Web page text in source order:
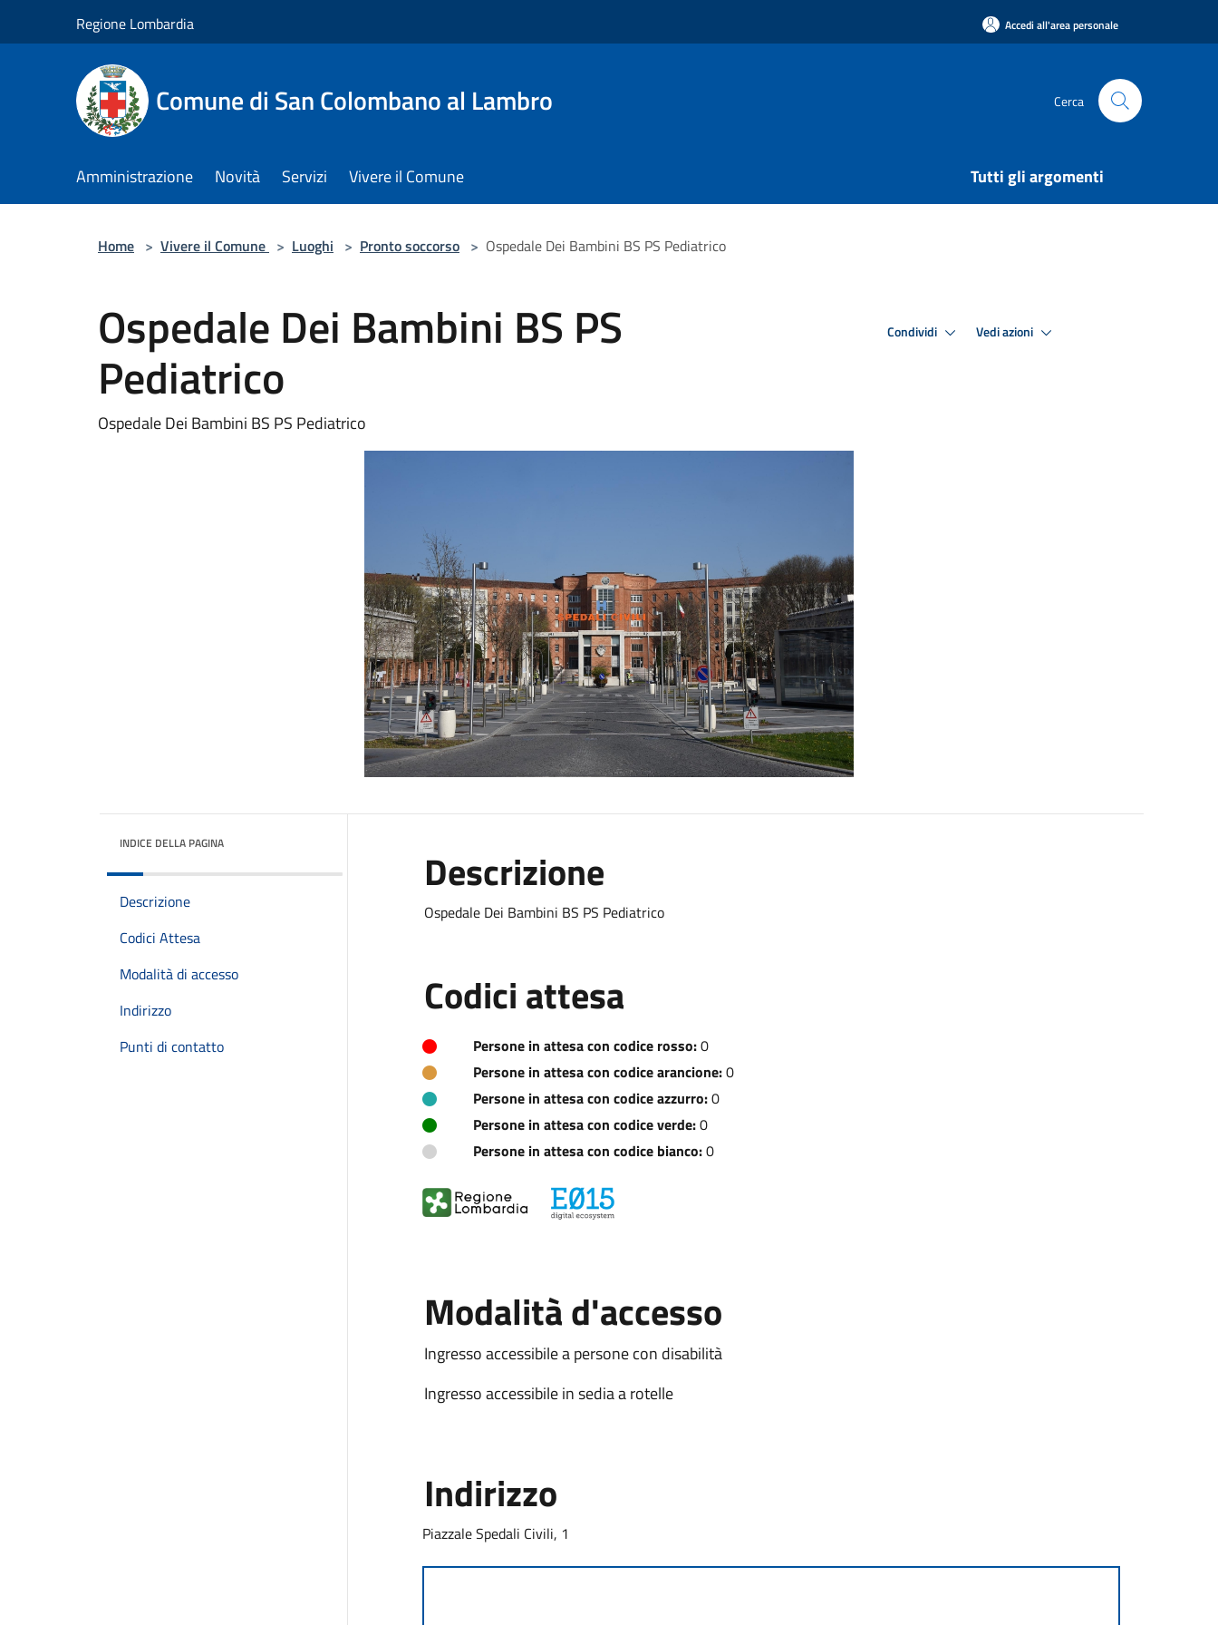
Regione Lombardia Accedi all'area personale
Comune di San Colombano al Lambro Cerca
Amministrazione Novità Servizi Vivere il Comune Tutti gli argomenti
Home > Vivere il Comune > Luoghi > Pronto soccorso > Ospedale Dei Bambini BS PS Pediatrico
Ospedale Dei Bambini BS PS
Pediatrico
Ospedale Dei Bambini BS PS Pediatrico
Condividi Vedi azioni
INDICE DELLA PAGINA
Descrizione
Codici Attesa
Modalità di accesso
Indirizzo
Punti di contatto
Descrizione
Ospedale Dei Bambini BS PS Pediatrico
Codici attesa
Persone in attesa con codice rosso:0
Persone in attesa con codice arancione:0
Persone in attesa con codice azzurro:0
Persone in attesa con codice verde:0
Persone in attesa con codice bianco:0
Modalità d'accesso
Ingresso accessibile a persone con disabilità
Ingresso accessibile in sedia a rotelle
Indirizzo
Piazzale Spedali Civili, 1